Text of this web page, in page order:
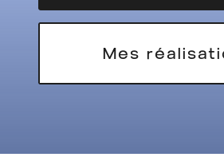
Mes